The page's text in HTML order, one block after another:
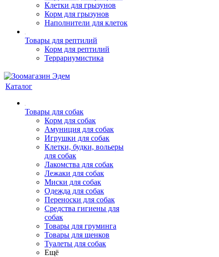
Клетки для грызунов
Корм для грызунов
Наполнители для клеток
Товары для рептилий
Корм для рептилий
Террариумистика
Каталог
Товары для собак
Корм для собак
Амуниция для собак
Игрушки для собак
Клетки, будки, вольеры
для собак
Лакомства для собак
Лежаки для собак
Миски для собак
Одежда для собак
Переноски для собак
Средства гигиены для
собак
Товары для груминга
Товары для щенков
Туалеты для собак
Ещё